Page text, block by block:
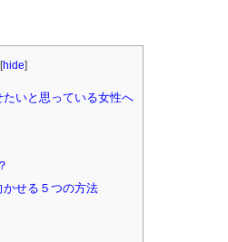
[hide]
いと思っている女性へ
せる５つの方法